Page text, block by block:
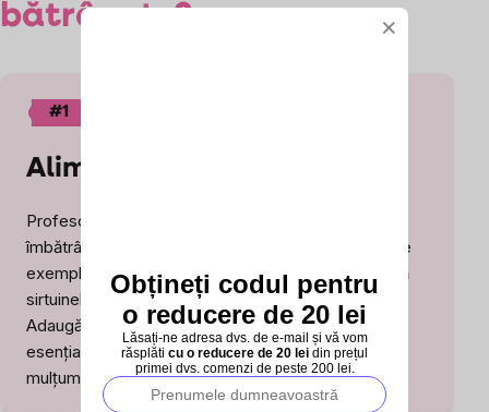
bătrânețe?
#1
Alimentează sirtuinele!
Profesorul David Sinclair, expert mondial în biologia
îmbătrânirii, a descoperit că anumite substanțe – de
exemplu resveratrolul (da, cel din vinul roșu) – ajută
sirtuinele să funcționeze la capacitate maximă.
Adaugă și NMN, precursor al NAD+ (moleculă
esențială pentru energia celulară), iar corpul îți va
mulțumi.
×
Obțineți codul pentru
o reducere de 20 lei
Lăsați-ne adresa dvs. de e-mail și vă vom
răsplăti cu o reducere de 20 lei din prețul
primei dvs. comenzi de peste 200 lei.